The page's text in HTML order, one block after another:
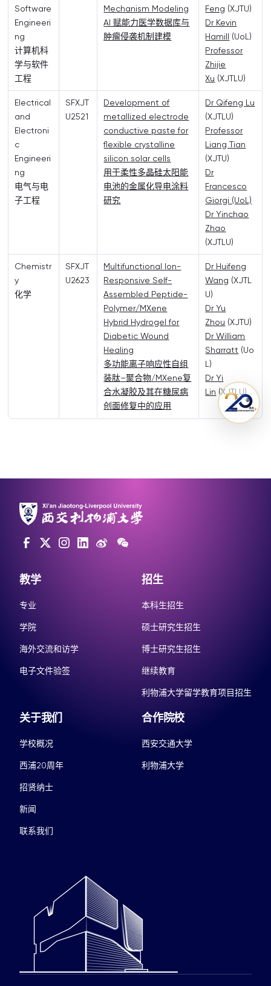
Software
Engineeri
ng
计算机科
学与软件
工程
Mechanism Modeling
AI 赋能力医学数据库与
肿瘤侵袭机制建模
Feng (XJTU)
Dr Kevin
Hamill (UoL)
Professor
Zhijie
Xu (XJTLU)
Electrical
and
Electroni
c
Engineeri
ng
电气与电
子工程
SFXJT
U2521
Development of
metallized electrode
conductive paste for
flexible crystalline
silicon solar cells
用于柔性多晶硅太阳能
电池的金属化导电涂料
研究
Dr Qifeng Lu
(XJTLU)
Professor
Liang Tian
(XJTU)
Dr
Francesco
Giorgi (UoL)
Dr Yinchao
Zhao
(XJTLU)
Chemistr
y
化学
SFXJT
U2623
Multifunctional Ion-
Responsive Self-
Assembled Peptide-
Polymer/MXene
Hybrid Hydrogel for
Diabetic Wound
Healing
多功能离子响应性自组
装肽–聚合物/MXene复
合水凝胶及其在糖尿病
创面修复中的应用
Dr Huifeng
Wang (XJTL
U)
Dr Yu
Zhou (XJTU)
Dr William
Sharratt (Uo
L)
Dr Yi
Lin (XJTLU)
教学
专业
学院
海外交流和访学
电子文件验签
招生
本科生招生
硕士研究生招生
博士研究生招生
继续教育
利物浦大学留学教育项目招生
关于我们
学校概况
西浦20周年
招贤纳士
新闻
联系我们
合作院校
西安交通大学
利物浦大学